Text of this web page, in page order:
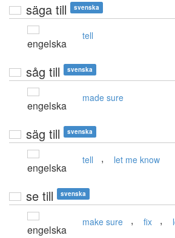
säga till svenska
engelska
tell
såg till svenska
engelska
made sure
säg till svenska
engelska
tell , let me know
se till svenska
engelska
make sure , fix ,